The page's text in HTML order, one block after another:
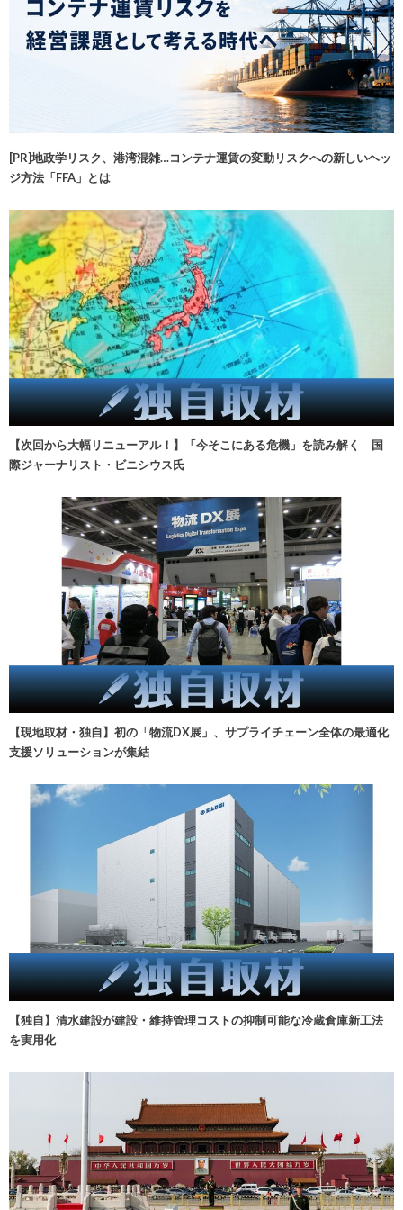
[PR]地政学リスク、港湾混雑…コンテナ運賃の変動リスクへの新しいヘッ
ジ方法「FFA」とは
【次回から大幅リニューアル！】「今そこにある危機」を読み解く 国
際ジャーナリスト・ビニシウス氏
【現地取材・独自】初の「物流DX展」、サプライチェーン全体の最適化
支援ソリューションが集結
【独自】清水建設が建設・維持管理コストの抑制可能な冷蔵倉庫新工法
を実用化